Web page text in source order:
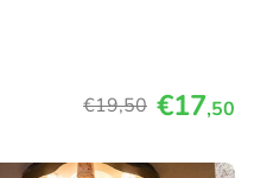
€19,50 €17,50